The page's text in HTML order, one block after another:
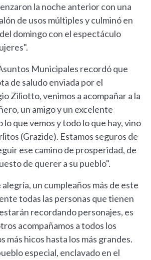
la noche anterior con una
de usos múltiples y culminó en
domingo con el espectáculo
Municipales recordó que
de saludo enviada por el
Ziliotto, venimos a acompañar a la
un amigo y un excelente
que vemos y todo lo que hay, vino
(Grazide). Estamos seguros de
ese camino de prosperidad, de
de querer a su pueblo".
un cumpleaños más de este
todas las personas que tienen
recordando personajes, es
acompañamos a todos los
más hicos hasta los más grandes.
especial, enclavado en el